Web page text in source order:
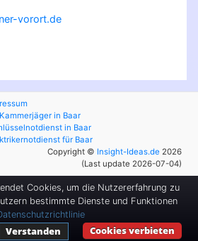
vorort.de
Kammerjäger in Baar
in Baar
für Baar
Copyright © Insight-Ideas.de 2026
(Last update 2026-07-04)
Cookies, um die Nutzererfahrung zu
bestimmte Dienste und Funktionen
Cookies verbieten
Verstanden